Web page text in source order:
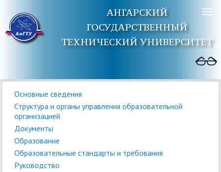
АНГАРСКИЙ
ГОСУДАРСТВЕННЫЙ
ТЕХНИЧЕСКИЙ УНИВЕРСИТЕТ
Основные сведения
Структура и органы управления образовательной
организацией
Документы
Образование
Образовательные стандарты и требования
Руководство